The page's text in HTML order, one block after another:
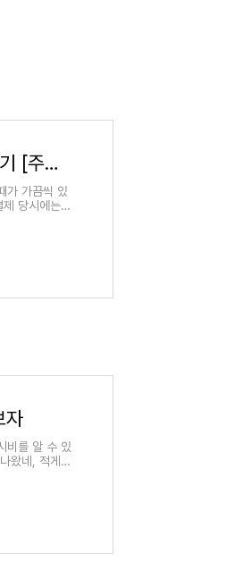
이마트몰 쓱배송 결제 후 추가하기 [주문더하기]
가 가끔씩 있
당시에는
자
비를 알 수 있
왔네, 적게